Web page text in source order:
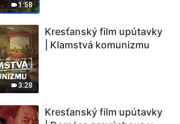
1:58
3:28
Kresťanský film upútavky
| Klamstvá komunizmu
Kresťanský film upútavky